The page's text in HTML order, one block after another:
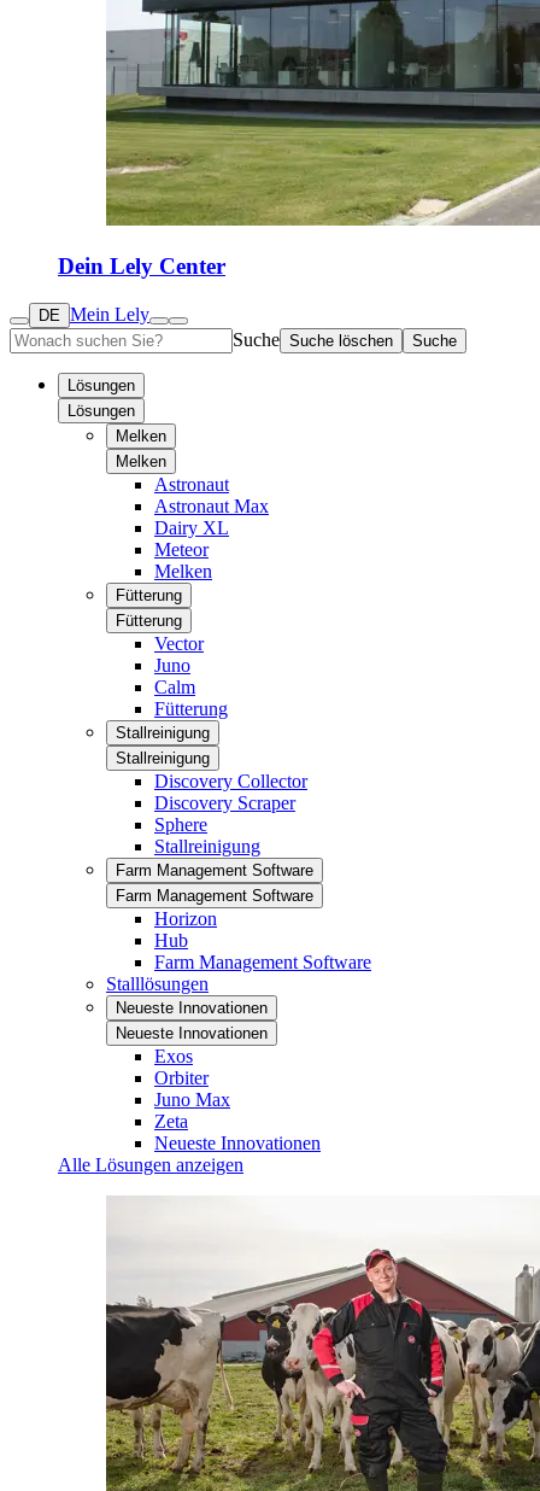
Dein Lely Center
DE Mein Lely
Suche Suche löschen Suche
Lösungen
Lösungen
Melken
Melken
Astronaut
Astronaut Max
Dairy XL
Meteor
Melken
Fütterung
Fütterung
Vector
Juno
Calm
Fütterung
Stallreinigung
Stallreinigung
Discovery Collector
Discovery Scraper
Sphere
Stallreinigung
Farm Management Software
Farm Management Software
Horizon
Hub
Farm Management Software
Stalllösungen
Neueste Innovationen
Neueste Innovationen
Exos
Orbiter
Juno Max
Zeta
Neueste Innovationen
Alle Lösungen anzeigen